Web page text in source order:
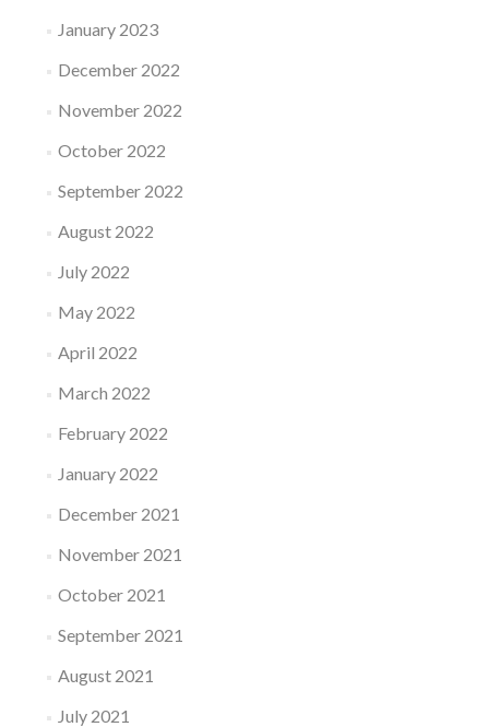
January 2023
December 2022
November 2022
October 2022
September 2022
August 2022
July 2022
May 2022
April 2022
March 2022
February 2022
January 2022
December 2021
November 2021
October 2021
September 2021
August 2021
July 2021